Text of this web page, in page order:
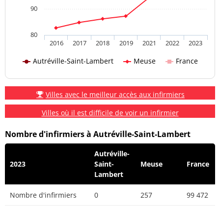
Autréville-Saint-Lambert Meuse France
2016 2017 2018 2019 2021 2022 2023
80
90
Villes avec le meilleur accès aux infirmiers
Villes où il est difficile de voir un infirmier
Nombre d'infirmiers à Autréville-Saint-Lambert
2023
Autréville-
Saint-
Lambert
Meuse France
Nombre d'infirmiers 0 257 99 472